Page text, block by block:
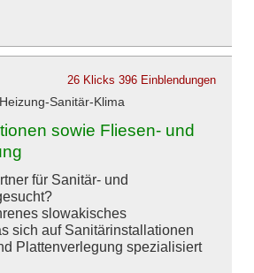
26 Klicks 396 Einblendungen
Sanitär-Klima
sowie Fliesen- und
für Sanitär- und
slowakisches
sich auf Sanitärinstallationen
Plattenverlegung spezialisiert